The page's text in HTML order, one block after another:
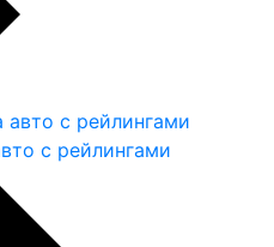
с рейлингами